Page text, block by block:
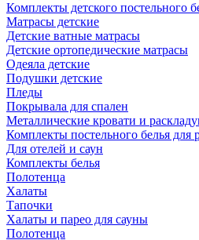
Комплекты детского постельного
Матрасы детские
Детские ватные матрасы
Детские ортопедические матрасы
Одеяла детские
Подушки детские
Пледы
Покрывала для спален
Металлические кровати и
Комплекты постельного белья для
Для отелей и саун
Комплекты белья
Полотенца
Халаты
Тапочки
Халаты и парео для сауны
Полотенца